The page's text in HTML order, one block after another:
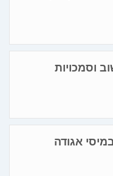
וסמכויות
אגודה